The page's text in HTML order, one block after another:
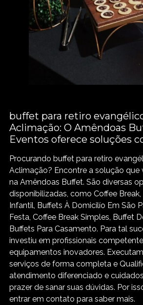
buffet para retiro
Aclimação: O Amêndoas
Eventos oferece soluções
Procurando buffet para retiro
Aclimação? Encontre a solução que
na Amêndoas Buffet. São diversas
disponibilizadas, como Coffee
Infantil, Buffets À Domicilío Em São
Festa, Coffee Break Simples, Buffet
Buffets Para Casamento. Para tal
investiu em profissionais
equipamentos inovadores.
serviços de forma completa e
atendimento diferenciado e
prazer de sanar suas dúvidas. Por
entrar em contato para saber mais.